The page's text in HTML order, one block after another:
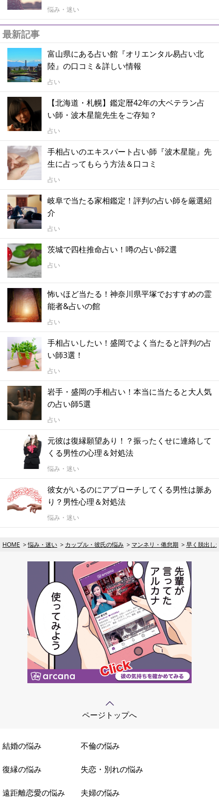
悩み・迷い
最新記事
富山県にある占い館『オリエンタル易占い北
陸』の口コミ＆詳しい情報
占い
【北海道・札幌】鑑定暦42年の大ベテラン占
い師・波木星龍先生をご存知？
占い
手相占いのエキスパート占い師『波木星龍』先
生に占ってもらう方法＆口コミ
占い
岐阜で当たる家相鑑定！評判の占い師を厳選紹
介
占い
茨城で四柱推命占い！噂の占い師2選
占い
怖いほど当たる！神奈川県平塚でおすすめの霊
能者&占いの館
占い
手相占いしたい！盛岡でよく当たると評判の占
い師3選！
占い
岩手・盛岡の手相占い！本当に当たると大人気
の占い師5選
占い
元彼は復縁願望あり！？振ったくせに連絡して
くる男性の心理＆対処法
悩み・迷い
彼女がいるのにアプローチしてくる男性は脈あ
り？男性心理＆対処法
悩み・迷い
HOME 悩み・迷い カップル・彼氏の悩み マンネリ・倦怠期 早く脱出し
ページトップへ
結婚の悩み 不倫の悩み
復縁の悩み 失恋・別れの悩み
遠距離恋愛の悩み 夫婦の悩み